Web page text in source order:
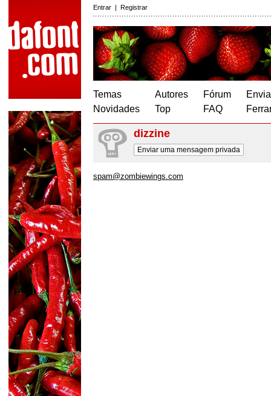
Entrar | Registrar
Temas
Novidades
Autores
Top
Fórum
FAQ
dizzine
Enviar uma mensagem privada
spam@zombiewings.com